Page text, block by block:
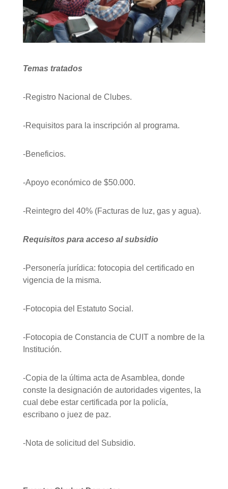
Temas tratados
-Registro Nacional de Clubes.
-Requisitos para la inscripción al programa.
-Beneficios.
-Apoyo económico de $50.000.
-Reintegro del 40% (Facturas de luz, gas y agua).
Requisitos para acceso al subsidio
-Personería jurídica: fotocopia del certificado en
vigencia de la misma.
-Fotocopia del Estatuto Social.
-Fotocopia de Constancia de CUIT a nombre de la
Institución.
-Copia de la última acta de Asamblea, donde
conste la designación de autoridades vigentes, la
cual debe estar certificada por la policía,
escribano o juez de paz.
-Nota de solicitud del Subsidio.